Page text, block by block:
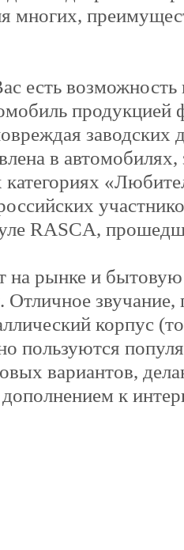
многих,
есть возможность
в
RASCA,
на рынке и
Отличное
корпус
пользуются
вариантов,
к